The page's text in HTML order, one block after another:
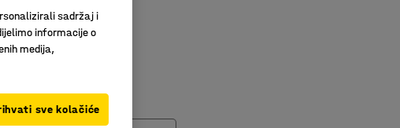
:90060
se tiho i glatko
Velika čvrstoća
kotača
sadržaj i
informacije o
medija,
sve kolačiće